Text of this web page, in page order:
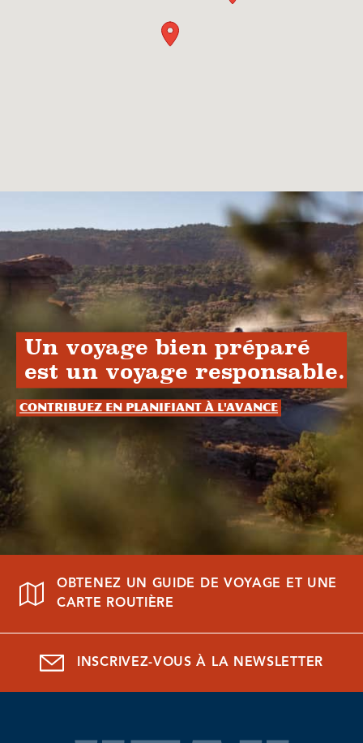
Un voyage bien préparé
est un voyage responsable.
Contribuez en planifiant à l'avance
OBTENEZ UN GUIDE DE VOYAGE ET UNE
CARTE ROUTIÈRE
INSCRIVEZ-VOUS À LA NEWSLETTER